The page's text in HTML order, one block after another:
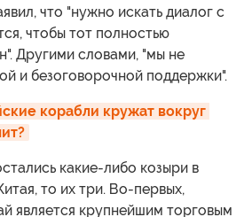
что "нужно искать диалог с
чтобы тот полностью
Другими словами, "мы не
и безоговорочной поддержки".
корабли кружат вокруг
какие-либо козыри в
то их три. Во-первых,
является крупнейшим торговым